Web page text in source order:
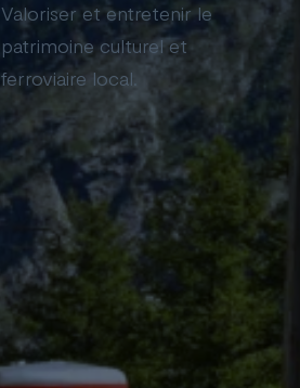
Valoriser et entretenir le
patrimoine culturel et
ferroviaire local.